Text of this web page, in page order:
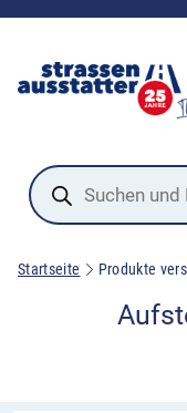
Products
search
Startseite Produkte